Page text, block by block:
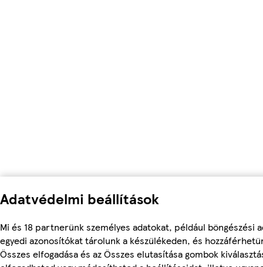
Adatvédelmi beállítások
Mi és 18 partnerünk személyes adatokat, például böngészési
egyedi azonosítókat tárolunk a készülékeden, és
Összes elfogadása és az Összes elutasítása gombok